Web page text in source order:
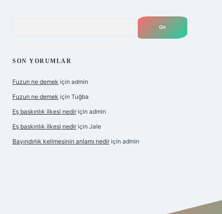
SON YORUMLAR
Fuzun ne demek için admin
Fuzun ne demek için Tuğba
Eş baskınlık ilkesi nedir için admin
Eş baskınlık ilkesi nedir için Jale
Bayındırlık kelimesinin anlamı nedir için admin